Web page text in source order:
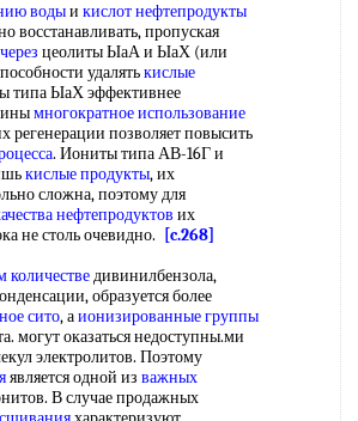
водыи кислот нефтепродукты
восстанавливать, пропуская
цеолиты ЫаА и ЫаХ (или
удалятькислые
типа ЫаХ эффективнее
многократное использование
регенерации позволяет повысить
. Иониты типа АВ-16Г и
кислые продукты, их
сложна, поэтому для
нефтепродуктов их
не столь очевидно.
[c.268]
количестведивинилбензола,
образуется более
сито, аионизированные группы
могут оказаться недоступны.ми
электролитов. Поэтому
является одной из важных
В случае продажных